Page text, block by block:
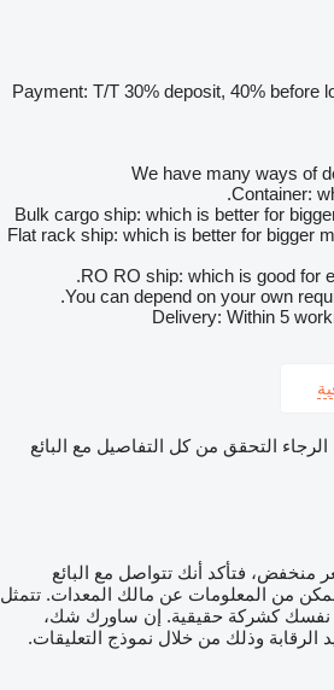
Payment: T/T 30% deposit, 40% before
We have many ways of
3.Flat rack ship: which is better for bigger
You can depend on your own
Delivery: Within 5
التحقق من كل التفاصيل مع البائع
منخفض، فتأكد أنك تتواصل مع البائع
من المعلومات عن مالك المعدات. تتمثل
كشركة حقيقية. إن ساورك شك،
وذلك من خلال نموذج التعليقات.